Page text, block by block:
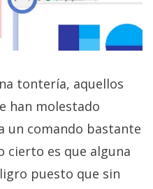
tontería, aquellos
han molestado
un comando bastante
cierto es que alguna
puesto que sin